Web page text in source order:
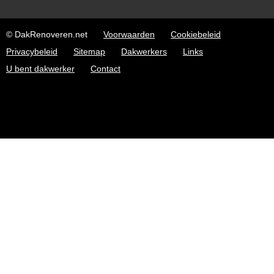
© DakRenoveren.net Voorwaarden
Cookiebeleid
Privacybeleid
Sitemap Dakwerkers
Links
U bent dakwerker
Contact